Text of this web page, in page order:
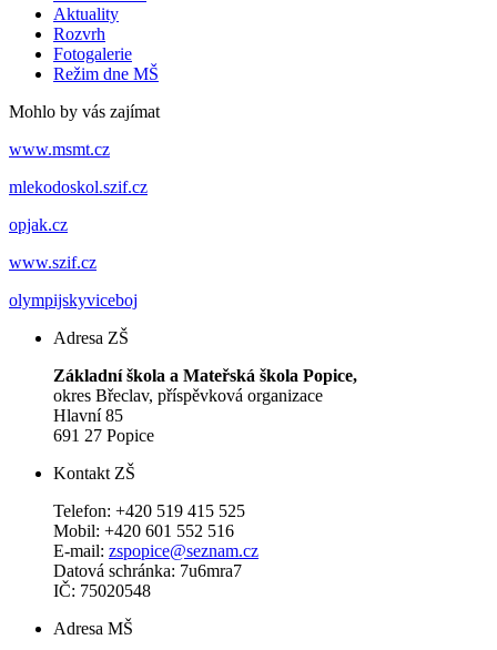
Aktuality
Rozvrh
Fotogalerie
Režim dne MŠ
Mohlo by vás zajímat
www.msmt.cz
mlekodoskol.szif.cz
opjak.cz
www.szif.cz
olympijskyviceboj
Adresa ZŠ
Základní škola a Mateřská škola Popice,
okres Břeclav, příspěvková organizace
Hlavní 85
691 27 Popice
Kontakt ZŠ
Telefon: +420 519 415 525
Mobil: +420 601 552 516
E-mail: zspopice@seznam.cz
Datová schránka: 7u6mra7
IČ: 75020548
Adresa MŠ